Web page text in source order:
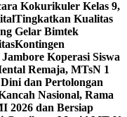
Kokurikuler Kelas 9,
Tingkatkan Kualitas
Gelar Bimtek
Kontingen
Koperasi Siswa
Remaja, MTsN 1
dan Pertolongan
Nasional, Rama
2026 dan Bersiap